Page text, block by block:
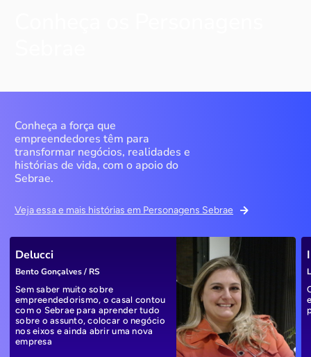
Conheça a força que
empreendedores têm para
transformar negócios, realidades e
histórias de vida, com o apoio do
Sebrae.
Veja essa e mais histórias em Personagens Sebrae
Delucci
Bento Gonçalves / RS
Sem saber muito sobre
empreendedorismo, o casal contou
com o Sebrae para aprender tudo
sobre o assunto, colocar o negócio
nos eixos e ainda abrir uma nova
empresa